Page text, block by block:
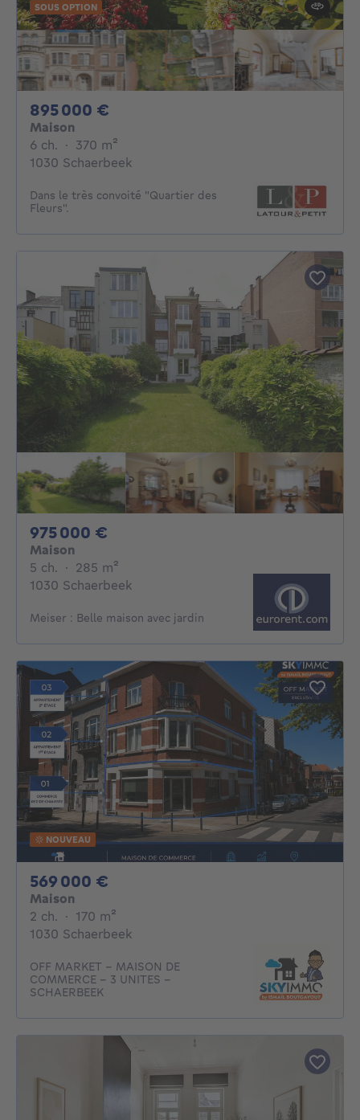
SOUS OPTION
895 000 €
Maison
6 ch. 6 chambres
· 370 m²
1030 Schaerbeek
Dans le très convoité "Quartier des
Fleurs".
975 000 €
Maison
5 ch. 5 chambres
· 285 m²
1030 Schaerbeek
Meiser : Belle maison avec jardin
NOUVEAU
569 000 €
Maison
2 ch. 2 chambres
· 170 m²
1030 Schaerbeek
OFF MARKET - MAISON DE
COMMERCE - 3 UNITES -
SCHAERBEEK